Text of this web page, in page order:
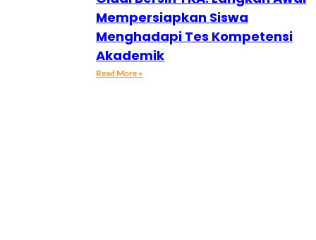
Mempersiapkan Siswa
Menghadapi Tes Kompetensi
Akademik
Read More »